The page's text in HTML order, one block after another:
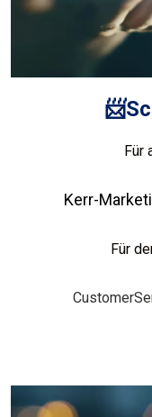
Für
Kerr-
Für